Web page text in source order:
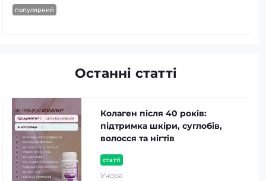
популярний
Останні статті
статті
Учора
Колаген після 40 років:
підтримка шкіри, суглобів,
волосся та нігтів